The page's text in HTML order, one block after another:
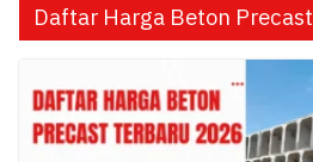
Daftar Harga Beton Precast